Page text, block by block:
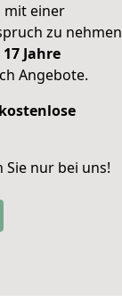
mit einer
zu nehmen
Jahre
Angebote.
Sie nur bei uns!